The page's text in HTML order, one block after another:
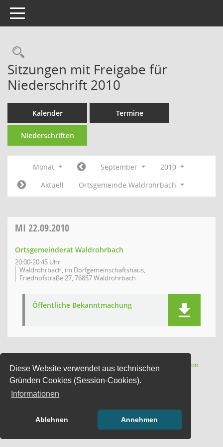
Diese Website verwendet aus technischen
Gründen Cookies (Session-Cookies).
Informationen
Ablehnen Annehmen
Toggle navigation
Rechercheauswahl
Sitzungen mit Freigabe für
Niederschrift 2010
Kalender Termine
Niederschriften
Monat September
2010
Aktuell
Ortsgemeinde Waldrohrbach
MI 22.09.2010
Ortsgemeinderat Waldrohrbach
20:00-20:45 Uhr
Waldrohrbach, im Dorfgemeinschaftshaus,
Friedhofstraße 27, 76857 Waldrohrbach
Öffentliche Bekanntmachung
1 Satz Software:Sitzungsdienst Session(Wird in